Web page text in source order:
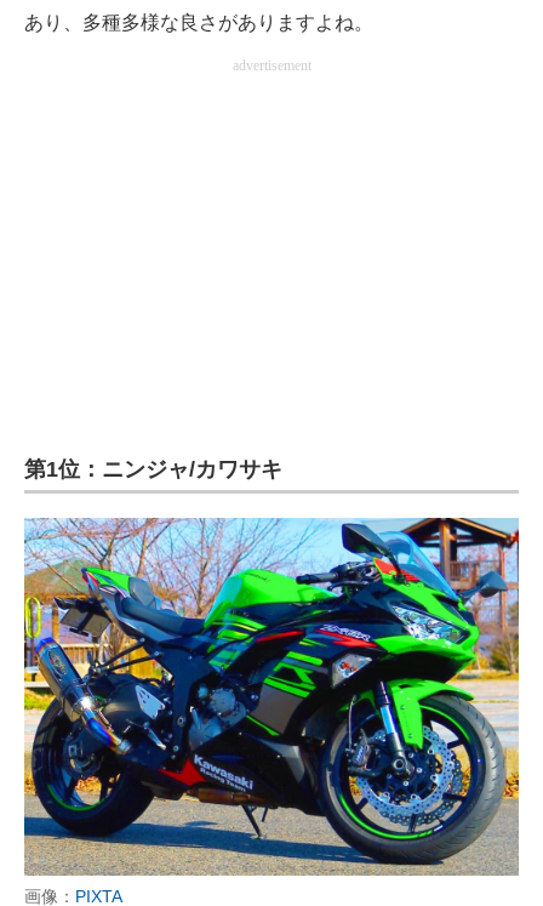
あり、多種多様な良さがありますよね。
advertisement
第1位：ニンジャ/カワサキ
画像： PIXTA